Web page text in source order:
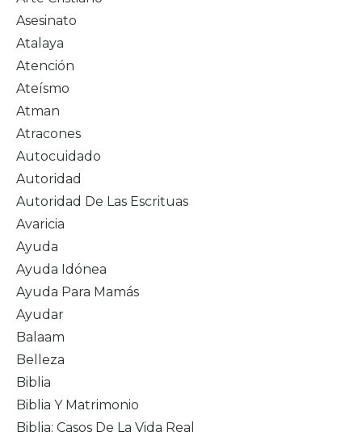
Asesinato
Atalaya
Atención
Ateísmo
Atman
Atracones
Autocuidado
Autoridad
Autoridad De Las Escrituas
Avaricia
Ayuda
Ayuda Idónea
Ayuda Para Mamás
Ayudar
Balaam
Belleza
Biblia
Biblia Y Matrimonio
Biblia: Casos De La Vida Real